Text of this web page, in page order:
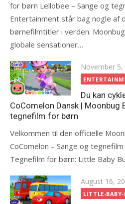
for børn Lellobee – Sange og
Entertainment står bag nogle af
børnefilmtitler i verden.
globale sensationer…
Posted
on
November 5,
Du kan
CoComelon Dansk | Moonbug
tegnefilm for børn
Velkommen til den officielle
CoComelon – Sange og
Tegnefilm for børn: Little Baby
Posted
on
August 16,
LITTLE-